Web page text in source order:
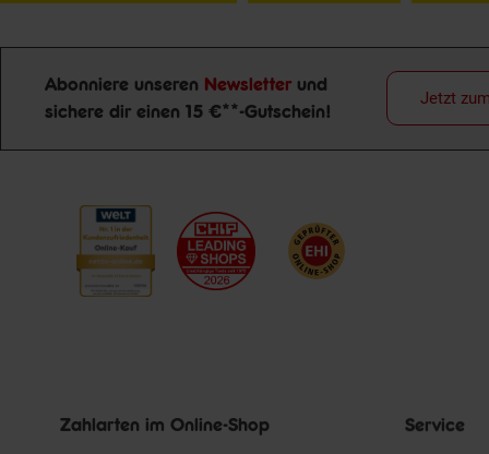
Newsletter Anmeldung
Abonniere unseren Newsletter und
sichere dir einen 15 €**-Gutschein!
Jetzt
Zahlarten im Online-Shop Service